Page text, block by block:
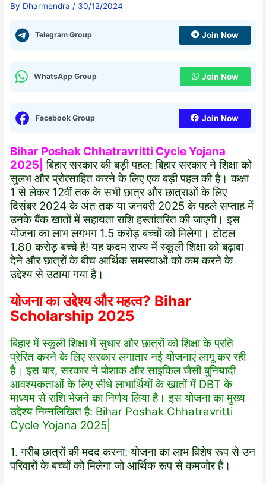
By Dharmendra / 30/12/2024
Telegram Group Join Now
WhatsApp Group Join Now
Facebook Group Join Now
Bihar Poshak Chhatravritti Cycle Yojana
2025| बिहार सरकार की बड़ी पहल: बिहार सरकार ने शिक्षा को
सुलभ और प्रोत्साहित करने के लिए एक बड़ी पहल की है। कक्षा
1 से लेकर 12वीं तक के सभी छात्र और छात्राओं के लिए
दिसंबर 2024 के अंत तक या जनवरी 2025 के पहले सप्ताह में
उनके बैंक खातों में सहायता राशि हस्तांतरित की जाएगी। इस
योजना का लाभ लगभग 1.5 करोड़ बच्चों को मिलेगा। टोटल
1.80 करोड़ बच्चे है! यह कदम राज्य में स्कूली शिक्षा को बढ़ावा
देने और छात्रों के बीच आर्थिक समस्याओं को कम करने के
उद्देश्य से उठाया गया है।
योजना का उद्देश्य और महत्व? Bihar
Scholarship 2025
बिहार में स्कूली शिक्षा में सुधार और छात्रों को शिक्षा के प्रति
प्रेरित करने के लिए सरकार लगातार नई योजनाएं लागू कर रही
है। इस बार, सरकार ने पोशाक और साइकिल जैसी बुनियादी
आवश्यकताओं के लिए सीधे लाभार्थियों के खातों में DBT के
माध्यम से राशि भेजने का निर्णय लिया है। इस योजना का मुख्य
उद्देश्य निम्नलिखित है: Bihar Poshak Chhatravritti
Cycle Yojana 2025|
1. गरीब छात्रों की मदद करना: योजना का लाभ विशेष रूप से उन
परिवारों के बच्चों को मिलेगा जो आर्थिक रूप से कमजोर हैं।